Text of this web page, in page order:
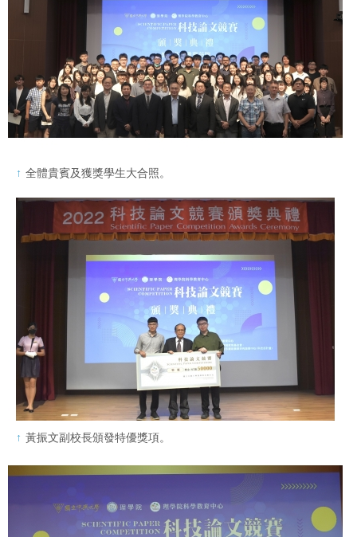
全體貴賓及獲獎學生大合照。
黃振文副校長頒發特優獎項。